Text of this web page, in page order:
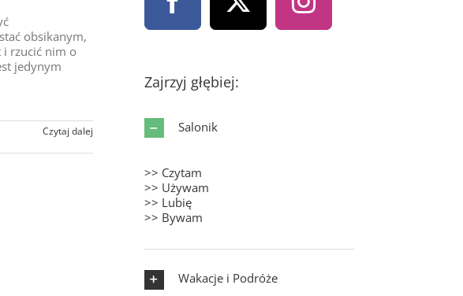
obsikanym,
rzucić nim o
jedynym
Czytaj dalej
Zajrzyj głębiej:
Salonik
>> Czytam
>> Używam
>> Lubię
>> Bywam
Wakacje i Podróże